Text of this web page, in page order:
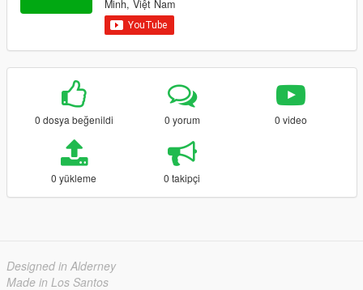
Minh, Việt Nam
0 dosya beğenildi 0 yorum 0 video
0 yükleme 0 takipçi
Designed in Alderney
Made in Los Santos